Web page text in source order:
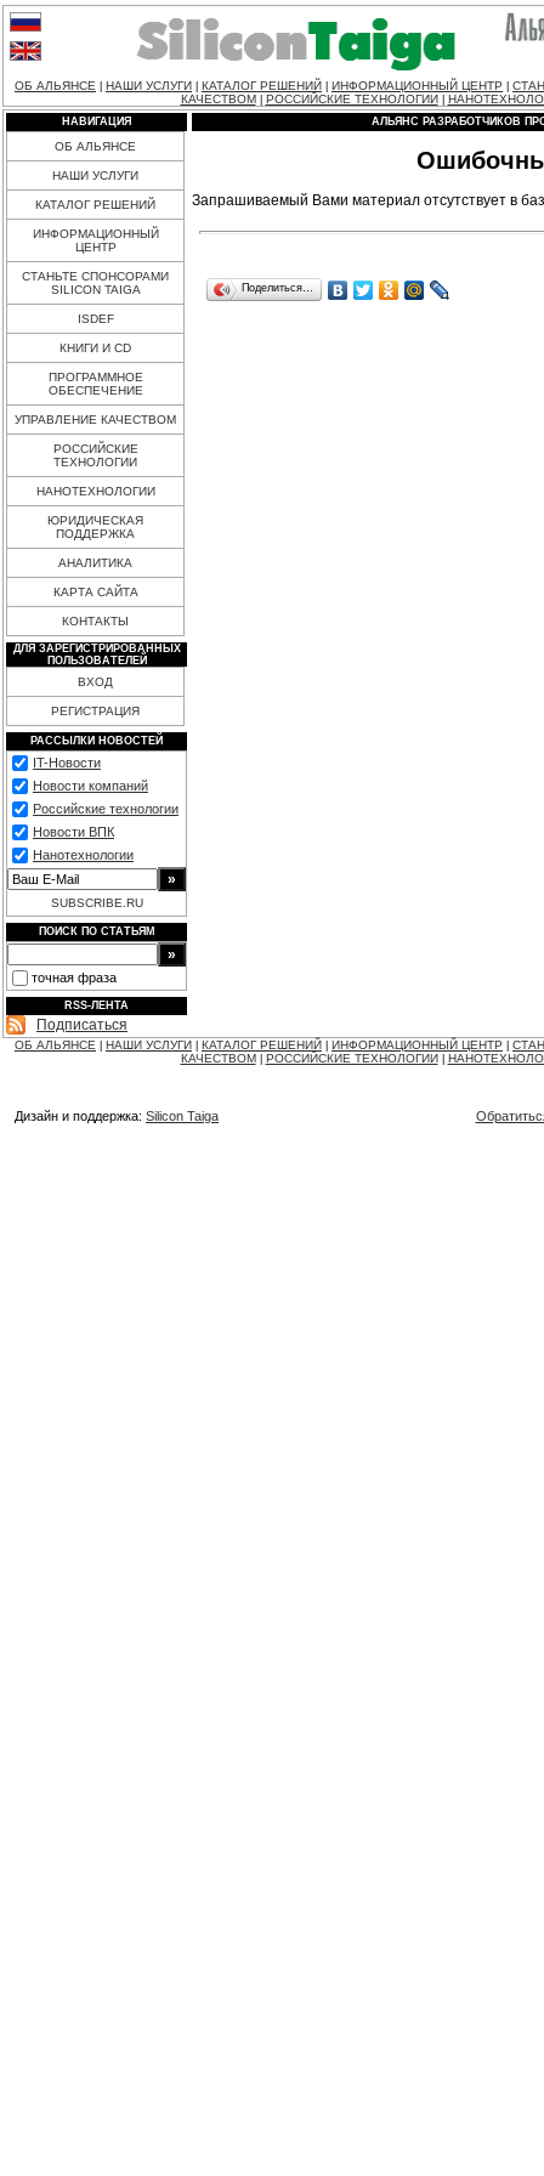
ОБ АЛЬЯНСЕ НАШИ УСЛУГИ КАТАЛОГ РЕШЕНИЙ ИНФОРМАЦИОННЫЙ ЦЕНТР
КАЧЕСТВОМ
РОССИЙСКИЕ ТЕХНОЛОГИИ
НАВИГАЦИЯ
ОБ АЛЬЯНСЕ
НАШИ УСЛУГИ
КАТАЛОГ РЕШЕНИЙ
ИНФОРМАЦИОННЫЙ
ЦЕНТР
СТАНЬТЕ СПОНСОРАМИ
SILICON TAIGA
ISDEF
КНИГИ И CD
ПРОГРАММНОЕ
ОБЕСПЕЧЕНИЕ
УПРАВЛЕНИЕ КАЧЕСТВОМ
РОССИЙСКИЕ
ТЕХНОЛОГИИ
НАНОТЕХНОЛОГИИ
ЮРИДИЧЕСКАЯ
ПОДДЕРЖКА
АНАЛИТИКА
КАРТА САЙТА
КОНТАКТЫ
ДЛЯ ЗАРЕГИСТРИРОВАННЫХ
ПОЛЬЗОВАТЕЛЕЙ
ВХОД
РЕГИСТРАЦИЯ
РАССЫЛКИ НОВОСТЕЙ
IT-Новости
Новости компаний
Российские технологии
Новости ВПК
Нанотехнологии
SUBSCRIBE.RU
ПОИСК ПО СТАТЬЯМ
точная фраза
RSS-ЛЕНТА
Подписаться
АЛЬЯНС РАЗРАБОТЧИКОВ
Запрашиваемый Вами материал отсутствует в
Поделиться…
ОБ АЛЬЯНСЕ НАШИ УСЛУГИ КАТАЛОГ РЕШЕНИЙ ИНФОРМАЦИОННЫЙ ЦЕНТР
КАЧЕСТВОМ
РОССИЙСКИЕ ТЕХНОЛОГИИ
Дизайн и поддержка: Silicon Taiga